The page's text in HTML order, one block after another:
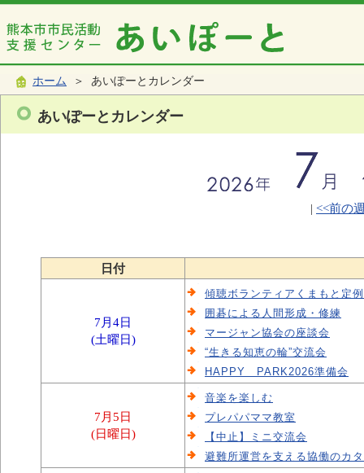
ホーム ＞ あいぽーとカレンダー
あいぽーとカレンダー
| <<前の
日付
7月4日
(土曜日)
傾聴ボランティアくまもと定
囲碁による人間形成・修練
マージャン協会の座談会
“生きる知恵の輪”交流会
HAPPY PARK2026準備会
7月5日
(日曜日)
音楽を楽しむ
プレパパママ教室
【中止】ミニ交流会
避難所運営を支える協働のカ